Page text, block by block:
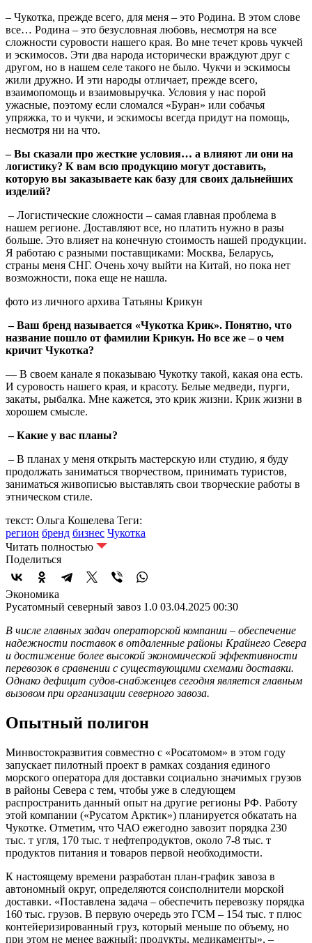
– Чукотка, прежде всего, для меня – это Родина. В этом слове
все… Родина – это безусловная любовь, несмотря на все
сложности суровости нашего края. Во мне течет кровь чукчей
и эскимосов. Эти два народа исторически враждуют друг с
другом, но в нашем селе такого не было. Чукчи и эскимосы
жили дружно. И эти народы отличает, прежде всего,
взаимопомощь и взаимовыручка. Условия у нас порой
ужасные, поэтому если сломался «Буран» или собачья
упряжка, то и чукчи, и эскимосы всегда придут на помощь,
несмотря ни на что.
– Вы сказали про жесткие условия… а влияют ли они на
логистику? К вам всю продукцию могут доставить,
которую вы заказываете как базу для своих дальнейших
изделий?
– Логистические сложности – самая главная проблема в
нашем регионе. Доставляют все, но платить нужно в разы
больше. Это влияет на конечную стоимость нашей продукции.
Я работаю с разными поставщиками: Москва, Беларусь,
страны меня СНГ. Очень хочу выйти на Китай, но пока нет
возможности, пока еще не нашла.
фото из личного архива Татьяны Крикун
– Ваш бренд называется «Чукотка Крик». Понятно, что
название пошло от фамилии Крикун. Но все же – о чем
кричит Чукотка?
— В своем канале я показываю Чукотку такой, какая она есть.
И суровость нашего края, и красоту. Белые медведи, пурги,
закаты, рыбалка. Мне кажется, это крик жизни. Крик жизни в
хорошем смысле.
– Какие у вас планы?
– В планах у меня открыть мастерскую или студию, я буду
продолжать заниматься творчеством, принимать туристов,
заниматься живописью выставлять свои творческие работы в
этническом стиле.
текст: Ольга Кошелева Теги:
регион бренд бизнес Чукотка
Читать полностью
Поделиться
Экономика
Русатомный северный завоз 1.0 03.04.2025 00:30
В числе главных задач операторской компании – обеспечение
надежности поставок в отдаленные районы Крайнего Севера
и достижение более высокой экономической эффективности
перевозок в сравнении с существующими схемами доставки.
Однако дефицит судов-снабженцев сегодня является главным
вызовом при организации северного завоза.
Опытный полигон
Минвостокразвития совместно с «Росатомом» в этом году
запускает пилотный проект в рамках создания единого
морского оператора для доставки социально значимых грузов
в районы Севера с тем, чтобы уже в следующем
распространить данный опыт на другие регионы РФ. Работу
этой компании («Русатом Арктик») планируется обкатать на
Чукотке. Отметим, что ЧАО ежегодно завозит порядка 230
тыс. т угля, 170 тыс. т нефтепродуктов, около 7-8 тыс. т
продуктов питания и товаров первой необходимости.
К настоящему времени разработан план-график завоза в
автономный округ, определяются соисполнители морской
доставки. «Поставлена задача – обеспечить перевозку порядка
160 тыс. грузов. В первую очередь это ГСМ – 154 тыс. т плюс
контейеризированный груз, который меньше по объему, но
при этом не менее важный: продукты, медикаменты», –